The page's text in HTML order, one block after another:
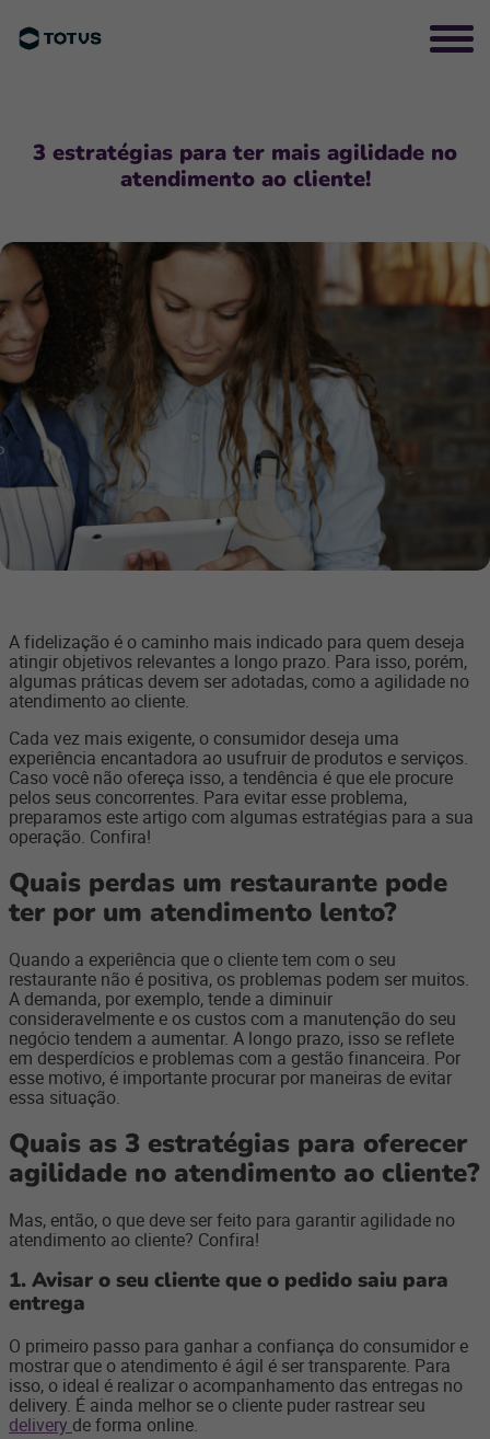
3 estratégias para ter mais agilidade no
atendimento ao cliente!
A fidelização é o caminho mais indicado para quem deseja
atingir objetivos relevantes a longo prazo. Para isso, porém,
algumas práticas devem ser adotadas, como a agilidade no
atendimento ao cliente.
Cada vez mais exigente, o consumidor deseja uma
experiência encantadora ao usufruir de produtos e serviços.
Caso você não ofereça isso, a tendência é que ele procure
pelos seus concorrentes. Para evitar esse problema,
preparamos este artigo com algumas estratégias para a sua
operação. Confira!
Quais perdas um restaurante pode
ter por um atendimento lento?
Quando a experiência que o cliente tem com o seu
restaurante não é positiva, os problemas podem ser muitos.
A demanda, por exemplo, tende a diminuir
consideravelmente e os custos com a manutenção do seu
negócio tendem a aumentar. A longo prazo, isso se reflete
em desperdícios e problemas com a gestão financeira. Por
esse motivo, é importante procurar por maneiras de evitar
essa situação.
Quais as 3 estratégias para oferecer
agilidade no atendimento ao cliente?
Mas, então, o que deve ser feito para garantir agilidade no
atendimento ao cliente? Confira!
1. Avisar o seu cliente que o pedido saiu para
entrega
O primeiro passo para ganhar a confiança do consumidor e
mostrar que o atendimento é ágil é ser transparente. Para
isso, o ideal é realizar o acompanhamento das entregas no
delivery. É ainda melhor se o cliente puder rastrear seu
delivery de forma online.